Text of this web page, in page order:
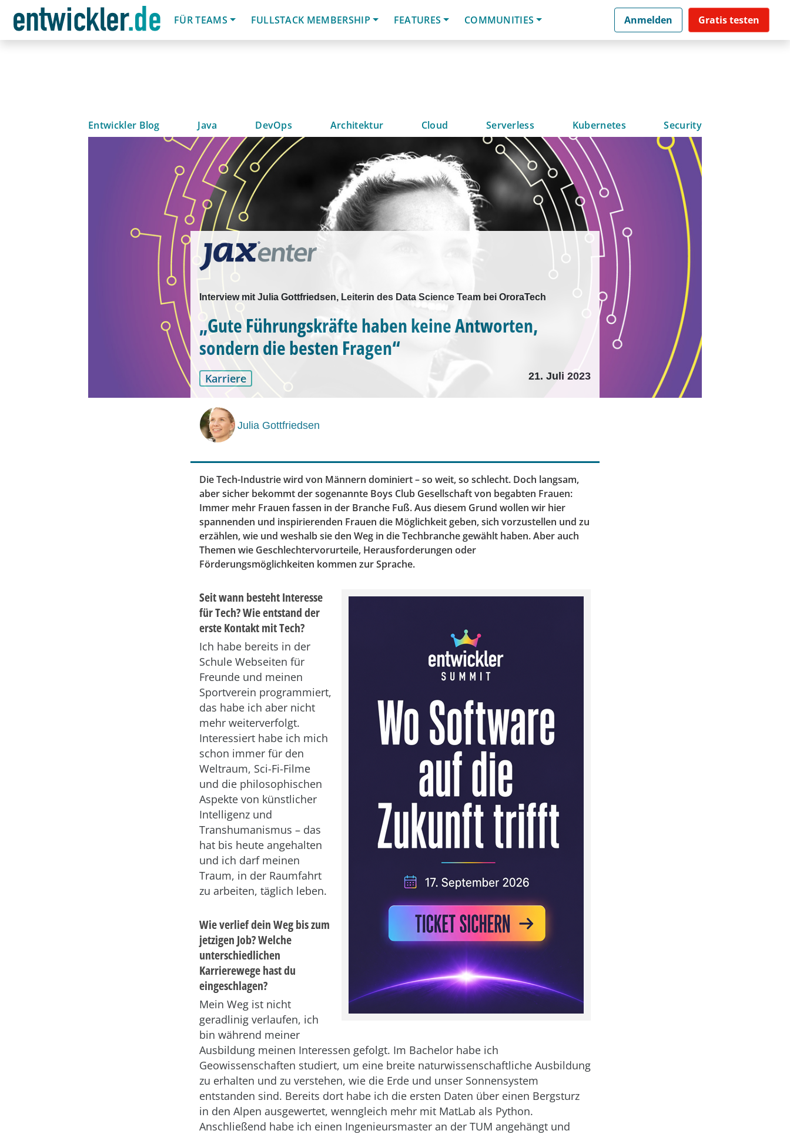
FÜR TEAMS
FULLSTACK MEMBERSHIP FEATURES COMMUNITIES Anmelden Gratis testen
Entwickler Blog Java DevOps Architektur Cloud Serverless Kubernetes Security
Interview mit Julia Gottfriedsen, Leiterin des Data Science Team bei OroraTech
„Gute Führungskräfte haben keine Antworten,
sondern die besten Fragen“
Karriere 21. Juli 2023
Julia Gottfriedsen
Die Tech-Industrie wird von Männern dominiert – so weit, so schlecht. Doch langsam,
aber sicher bekommt der sogenannte Boys Club Gesellschaft von begabten Frauen:
Immer mehr Frauen fassen in der Branche Fuß. Aus diesem Grund wollen wir hier
spannenden und inspirierenden Frauen die Möglichkeit geben, sich vorzustellen und zu
erzählen, wie und weshalb sie den Weg in die Techbranche gewählt haben. Aber auch
Themen wie Geschlechtervorurteile, Herausforderungen oder
Förderungsmöglichkeiten kommen zur Sprache.
Seit wann besteht Interesse
für Tech? Wie entstand der
erste Kontakt mit Tech?
Ich habe bereits in der
Schule Webseiten für
Freunde und meinen
Sportverein programmiert,
das habe ich aber nicht
mehr weiterverfolgt.
Interessiert habe ich mich
schon immer für den
Weltraum, Sci-Fi-Filme
und die philosophischen
Aspekte von künstlicher
Intelligenz und
Transhumanismus – das
hat bis heute angehalten
und ich darf meinen
Traum, in der Raumfahrt
zu arbeiten, täglich leben.
Wie verlief dein Weg bis zum
jetzigen Job? Welche
unterschiedlichen
Karrierewege hast du
eingeschlagen?
Mein Weg ist nicht
geradlinig verlaufen, ich
bin während meiner
Ausbildung meinen Interessen gefolgt. Im Bachelor habe ich
Geowissenschaften studiert, um eine breite naturwissenschaftliche Ausbildung
zu erhalten und zu verstehen, wie die Erde und unser Sonnensystem
entstanden sind. Bereits dort habe ich die ersten Daten über einen Bergsturz
in den Alpen ausgewertet, wenngleich mehr mit MatLab als Python.
Anschließend habe ich einen Ingenieursmaster an der TUM angehängt und